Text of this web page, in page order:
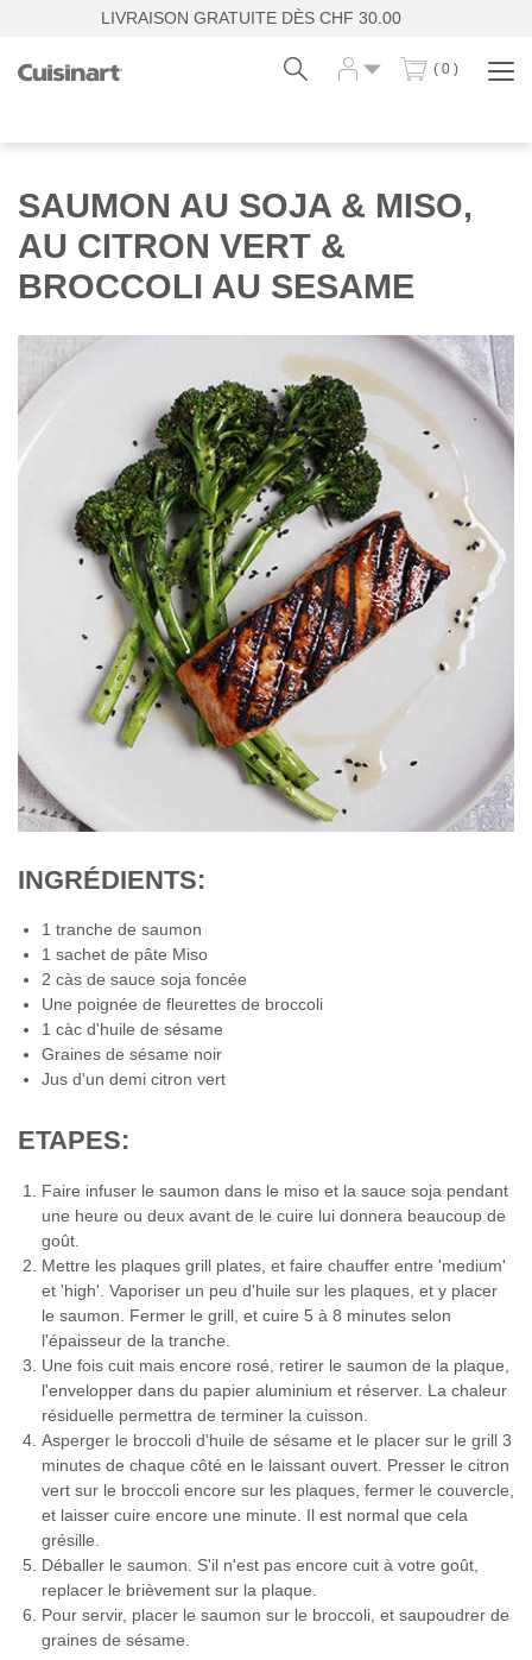
LIVRAISON GRATUITE DÈS CHF 30.00
( 0 )
SAUMON AU SOJA & MISO,
AU CITRON VERT &
BROCCOLI AU SESAME
INGRÉDIENTS:
1 tranche de saumon
1 sachet de pâte Miso
2 càs de sauce soja foncée
Une poignée de fleurettes de broccoli
1 càc d'huile de sésame
Graines de sésame noir
Jus d'un demi citron vert
ETAPES:
Faire infuser le saumon dans le miso et la sauce soja pendant
une heure ou deux avant de le cuire lui donnera beaucoup de
goût.
Mettre les plaques grill plates, et faire chauffer entre 'medium'
et 'high'. Vaporiser un peu d'huile sur les plaques, et y placer
le saumon. Fermer le grill, et cuire 5 à 8 minutes selon
l'épaisseur de la tranche.
Une fois cuit mais encore rosé, retirer le saumon de la plaque,
l'envelopper dans du papier aluminium et réserver. La chaleur
résiduelle permettra de terminer la cuisson.
Asperger le broccoli d'huile de sésame et le placer sur le grill 3
minutes de chaque côté en le laissant ouvert. Presser le citron
vert sur le broccoli encore sur les plaques, fermer le couvercle,
et laisser cuire encore une minute. Il est normal que cela
grésille.
Déballer le saumon. S'il n'est pas encore cuit à votre goût,
replacer le brièvement sur la plaque.
Pour servir, placer le saumon sur le broccoli, et saupoudrer de
graines de sésame.